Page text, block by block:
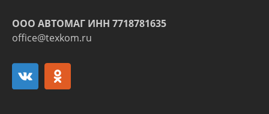
ООО АВТОМАГ ИНН 7718781635
office@texkom.ru